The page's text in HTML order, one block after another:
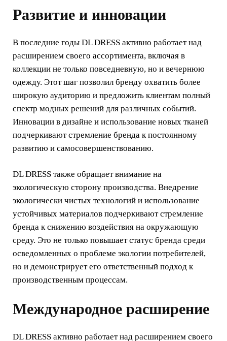
Развитие и инновации
В последние годы DL DRESS активно работает над
расширением своего ассортимента, включая в
коллекции не только повседневную, но и вечернюю
одежду. Этот шаг позволил бренду охватить более
широкую аудиторию и предложить клиентам полный
спектр модных решений для различных событий.
Инновации в дизайне и использование новых тканей
подчеркивают стремление бренда к постоянному
развитию и самосовершенствованию.
DL DRESS также обращает внимание на
экологическую сторону производства. Внедрение
экологически чистых технологий и использование
устойчивых материалов подчеркивают стремление
бренда к снижению воздействия на окружающую
среду. Это не только повышает статус бренда среди
осведомленных о проблеме экологии потребителей,
но и демонстрирует его ответственный подход к
производственным процессам.
Международное расширение
DL DRESS активно работает над расширением своего